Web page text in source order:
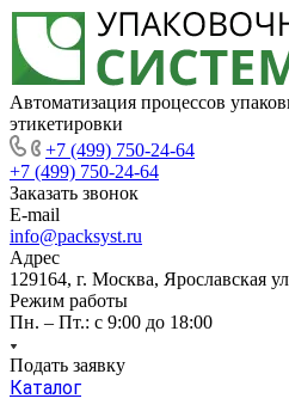
Автоматизация процессов
этикетировки
+7 (499) 750-24-64
+7 (499) 750-24-64
Заказать звонок
E-mail
info@packsyst.ru
Адрес
129164, г. Москва, Ярославская
Режим работы
Пн. – Пт.: с 9:00 до 18:00
Подать заявку
Каталог